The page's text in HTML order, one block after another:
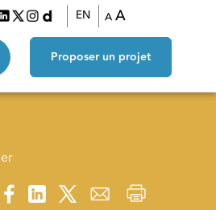
EN A A
Proposer un projet